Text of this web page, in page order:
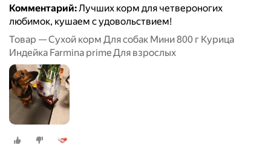
Комментарий:Лучших корм для четвероногих
любимок, кушаем с удовольствием!
Товар — Сухой корм Для собак Мини 800 г Курица
Индейка Farmina prime Для взрослых